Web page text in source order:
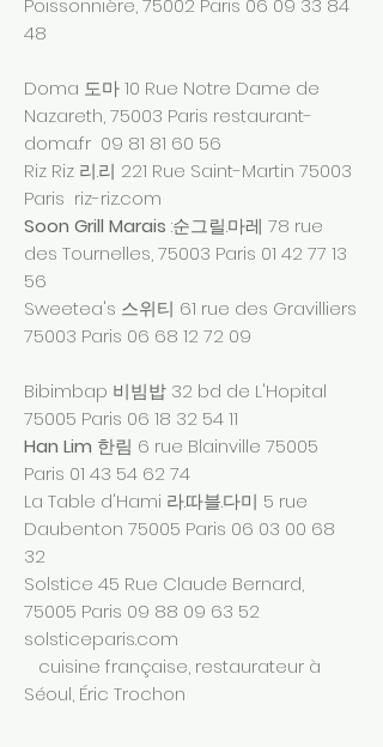
Poissonnière, 75002 Paris 06 09 33 84
48
Doma 도마 10 Rue Notre Dame de
Nazareth, 75003 Paris restaurant-
doma.fr 09 81 81 60 56
Riz Riz 리.리 221 Rue Saint-Martin 75003
Paris riz-riz.com
Soon Grill Marais :순그릴.마레 78 rue
des Tournelles, 75003 Paris 01 42 77 13
56
Sweetea's 스위티 61 rue des Gravilliers
75003 Paris 06 68 12 72 09
Bibimbap 비빔밥 32 bd de L'Hopital
75005 Paris 06 18 32 54 11
Han Lim 한림 6 rue Blainville 75005
Paris 01 43 54 62 74
La Table d'Hami 라.따블.다미 5 rue
Daubenton 75005 Paris 06 03 00 68
32
Solstice 45 Rue Claude Bernard,
75005 Paris 09 88 09 63 52
solsticeparis.com
cuisine française, restaurateur à
Séoul, Éric Trochon